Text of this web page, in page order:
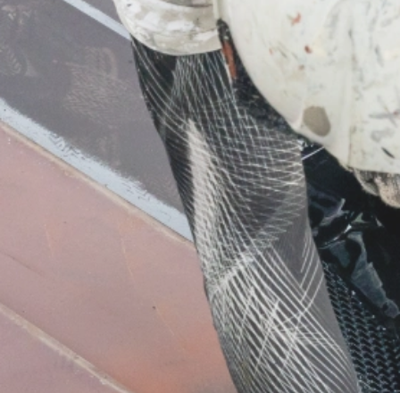
塗装工事
施工の流れ
よくあるご質問
お知らせ